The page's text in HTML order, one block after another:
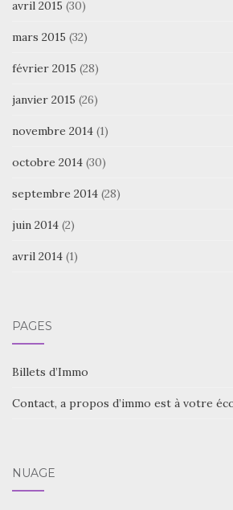
avril 2015 (30)
mars 2015 (32)
février 2015 (28)
janvier 2015 (26)
novembre 2014 (1)
octobre 2014 (30)
septembre 2014 (28)
juin 2014 (2)
avril 2014 (1)
PAGES
Billets d’Immo
Contact, a propos d’immo est à votre
NUAGE